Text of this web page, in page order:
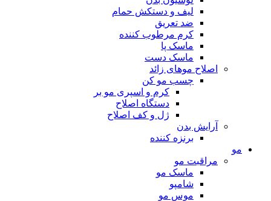
لیف و دستکش حمام
ضد تعریق
کرم مرطوب کننده
ماسک پا
ماسک دست
اصلاح موهای زائد
چسب مو کن
کرم و اسپری مو بر
دستگاه اصلاح
ژل و کف اصلاح
آرایش بدن
برنزه کننده
مو
مراقبت مو
ماسک مو
شامپو
موس مو